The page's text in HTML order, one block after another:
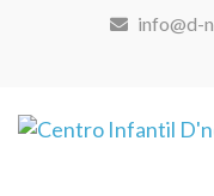
info@d-